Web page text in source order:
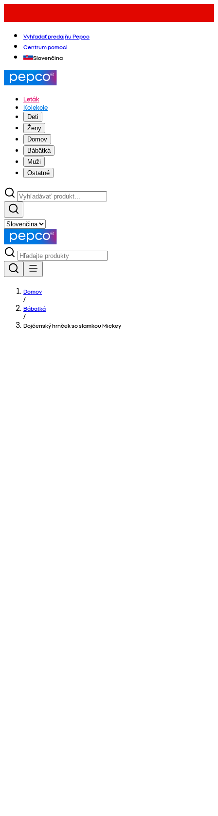
Vyhľadať predajňu Pepco
Centrum pomoci
Slovenčina
Leták
Kolekcie
Deti
Ženy
Domov
Bábätká
Muži
Ostatné
Domov
/
Bábätká
/
Dojčenský hrnček so slamkou Mickey